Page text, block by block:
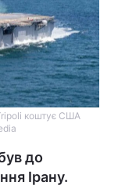
коштує США
до
Ірану.